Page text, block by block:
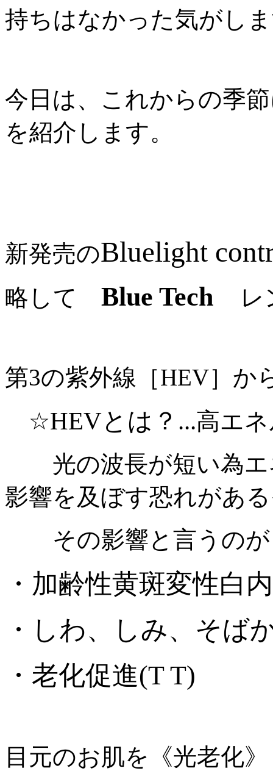
持ちはなかった気がし
今日は、これからの季
を紹介します。
新発売のBluelight
略して Blue Tech レ
第3の紫外線［HEV］か
☆HEVとは？...高エ
光の波長が短い為エ
影響を及ぼす恐れがあ
その影響と言うのが
・加齢性黄斑変性白
・しわ、しみ、そば
・老化促進(T T)
目元のお肌を《光老化